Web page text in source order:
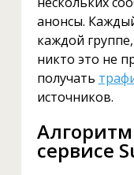
анонсы.
каждой
никто это не
получать
источников.
сервисе